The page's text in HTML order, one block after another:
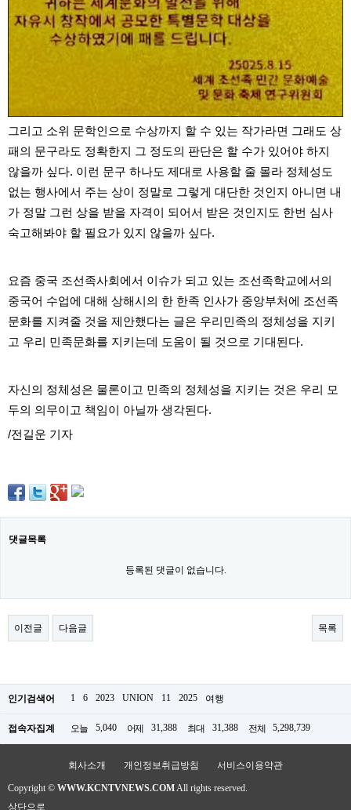
그리고 소위 문학인으로 수상까지 할 수 있는 작가라면 그래도 상
패의 문구라도 정확한지 그 정도의 판단은 할 수가 있어야 하지
않을까 싶다. 이런 문구 하나도 제대로 사용할 줄 몰라 정체성도
없는 행사에서 주는 상이 정말로 그렇게 대단한 것인지 아니면 내
가 정말 그런 상을 받을 자격이 되어서 받은 것인지도 한번 심사
숙고해봐야 할 필요가 있지 않을까 싶다.
요즘 중국 조선족사회에서 이슈가 되고 있는 조선족학교에서의
중국어 수업에 대해 상해시의 한 한족 인사가 중앙부처에 조선족
문화를 지켜줄 것을 제안했다는 글은 우리민족의 정체성을 지키
고 우리 민족문화를 지키는데 도움이 될 것으로 기대된다.
자신의 정체성은 물론이고 민족의 정체성을 지키는 것은 우리 모
두의 의무이고 책임이 아닐까 생각된다.
/전길운 기자
댓글목록
등록된 댓글이 없습니다.
이전글 다음글 목록
인기검색어 1 6 2023 UNION 11 2025 여행
접속자집계 오늘 5,040 어제 31,388 최대 31,388 전체 5,298,739
회사소개 개인정보취급방침 서비스이용약관
Copyright © WWW.KCNTVNEWS.COMAll rights reserved.
상단으로